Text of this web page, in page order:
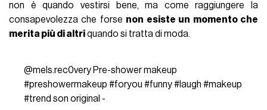
non è quando vestirsi bene, ma come raggiungere la
consapevolezza che forse non esiste un momento che
merita più di altriquando si tratta di moda.
@mels.rec0veryPre-shower makeup
#preshowermakeup #foryou #funny#laugh #makeup
#trend son original -